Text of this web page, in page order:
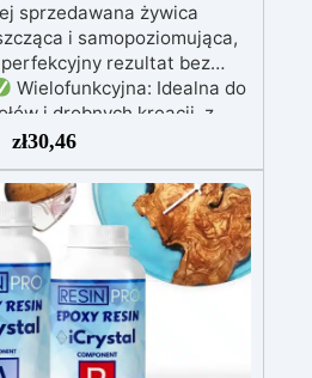
sprzedawana żywica
i samopoziomująca,
rezultat bez
Wielofunkcyjna: Idealna do
i drobnych kreacji, z
od 1 mm do 2 cm.
i promieniowanie UV:
intensywne i nienaruszone
z biegiem czasu.
przeciwbąbelkowa: Dla
idealna do wlewania
Certyfikowana jako
Bezpieczna w
wolna od BPA i VoC,
i wysoką jakość.
zł30,46